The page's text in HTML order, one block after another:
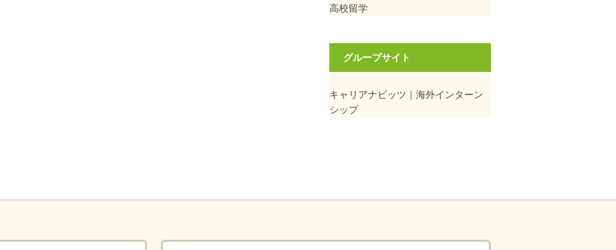
高校留学
グループサイト
キャリアナビッツ｜海外インターン
シップ